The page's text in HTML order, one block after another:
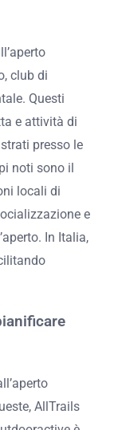
club di
Questi
e attività di
presso le
noti sono il
locali di
e
In Italia,
AllTrails